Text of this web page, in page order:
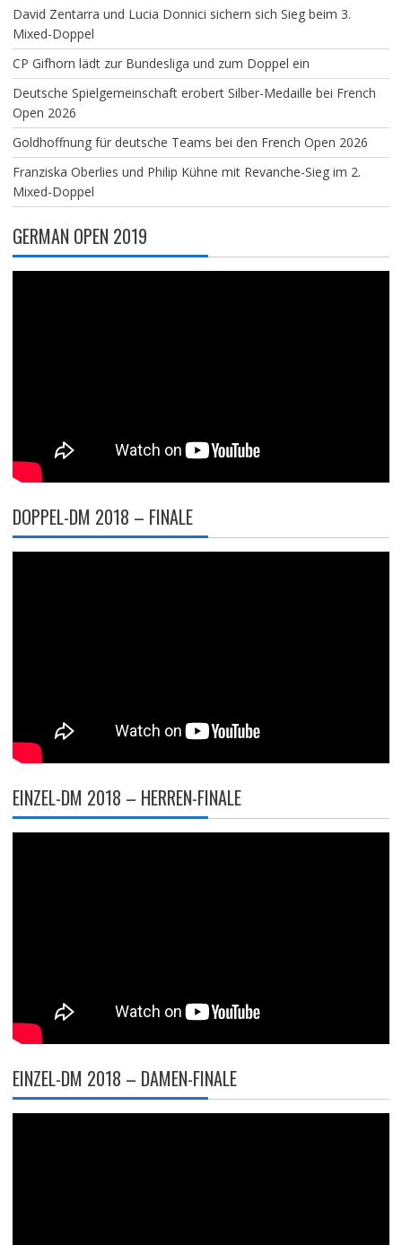
David Zentarra und Lucia Donnici sichern sich Sieg beim 3.
Mixed-Doppel
CP Gifhorn lädt zur Bundesliga und zum Doppel ein
Deutsche Spielgemeinschaft erobert Silber-Medaille bei French
Open 2026
Goldhoffnung für deutsche Teams bei den French Open 2026
Franziska Oberlies und Philip Kühne mit Revanche-Sieg im 2.
Mixed-Doppel
GERMAN OPEN 2019
DOPPEL-DM 2018 – FINALE
EINZEL-DM 2018 – HERREN-FINALE
EINZEL-DM 2018 – DAMEN-FINALE